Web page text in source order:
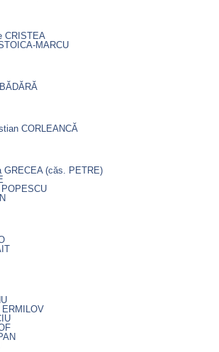
CRISTEA
MARCU
CORLEANCĂ
GRECEA (căs. PETRE)